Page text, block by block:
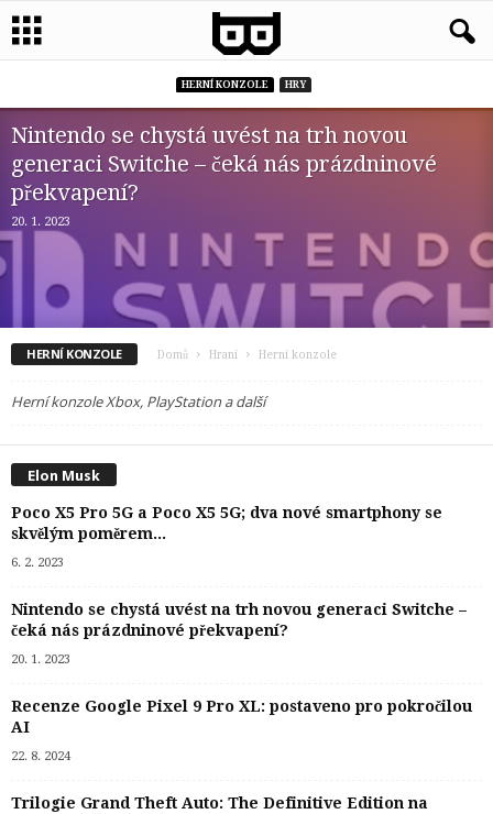
HERNÍ KONZOLE HRY
Nintendo se chystá uvést na trh novou
generaci Switche – čeká nás prázdninové
překvapení?
20. 1. 2023
HERNÍ KONZOLE Domů Hraní Herní konzole
Herní konzole Xbox, PlayStation a další
Elon Musk
Poco X5 Pro 5G a Poco X5 5G; dva nové smartphony se
skvělým poměrem...
6. 2. 2023
Nintendo se chystá uvést na trh novou generaci Switche –
čeká nás prázdninové překvapení?
20. 1. 2023
Recenze Google Pixel 9 Pro XL: postaveno pro pokročilou
AI
22. 8. 2024
Trilogie Grand Theft Auto: The Definitive Edition na